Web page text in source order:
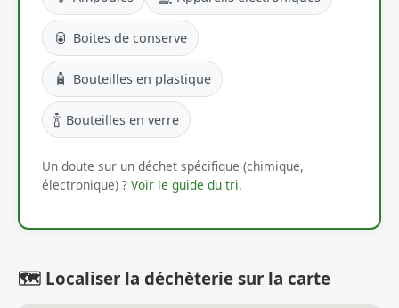
🥫 Boites de conserve
🧴 Bouteilles en plastique
🍾 Bouteilles en verre
Un doute sur un déchet spécifique (chimique,
électronique) ? Voir le guide du tri.
🗺️ Localiser la déchèterie sur la carte